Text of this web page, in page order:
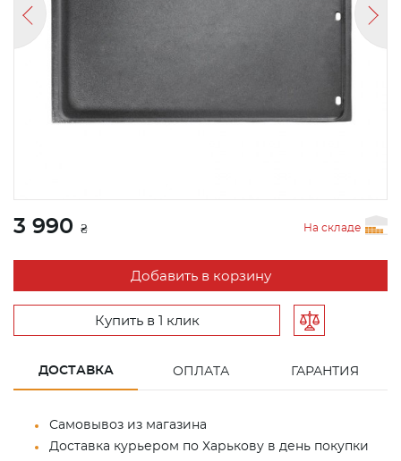
3 990 ₴ На складе
Добавить в корзину
Купить в 1 клик
ДОСТАВКА ОПЛАТА ГАРАНТИЯ
Самовывоз из магазина
Доставка курьером по Харькову в день покупки